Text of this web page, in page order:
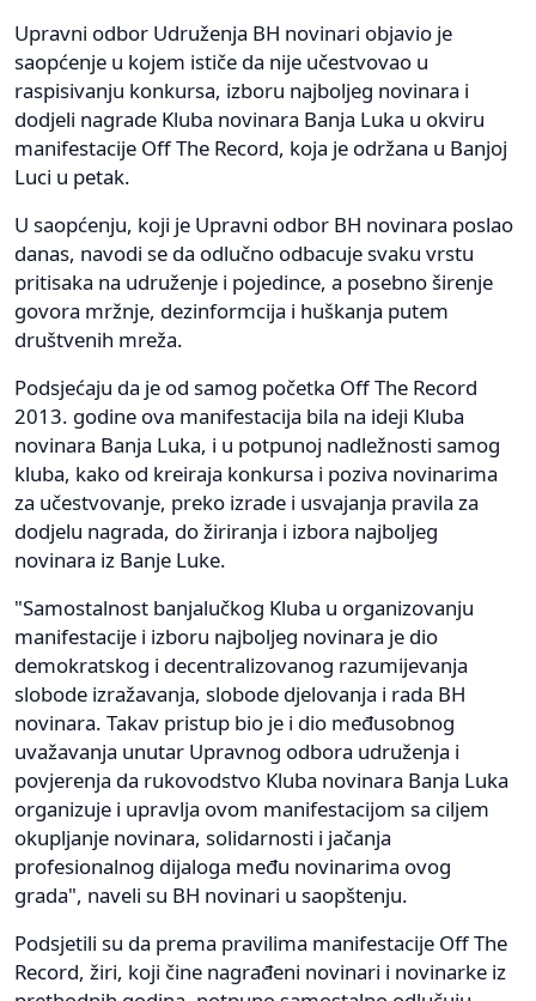
Upravni odbor Udruženja BH novinari objavio je
saopćenje u kojem ističe da nije učestvovao u
raspisivanju konkursa, izboru najboljeg novinara i
dodjeli nagrade Kluba novinara Banja Luka u okviru
manifestacije Off The Record, koja je održana u Banjoj
Luci u petak.
U saopćenju, koji je Upravni odbor BH novinara poslao
danas, navodi se da odlučno odbacuje svaku vrstu
pritisaka na udruženje i pojedince, a posebno širenje
govora mržnje, dezinformcija i huškanja putem
društvenih mreža.
Podsjećaju da je od samog početka Off The Record
2013. godine ova manifestacija bila na ideji Kluba
novinara Banja Luka, i u potpunoj nadležnosti samog
kluba, kako od kreiraja konkursa i poziva novinarima
za učestvovanje, preko izrade i usvajanja pravila za
dodjelu nagrada, do žiriranja i izbora najboljeg
novinara iz Banje Luke.
"Samostalnost banjalučkog Kluba u organizovanju
manifestacije i izboru najboljeg novinara je dio
demokratskog i decentralizovanog razumijevanja
slobode izražavanja, slobode djelovanja i rada BH
novinara. Takav pristup bio je i dio međusobnog
uvažavanja unutar Upravnog odbora udruženja i
povjerenja da rukovodstvo Kluba novinara Banja Luka
organizuje i upravlja ovom manifestacijom sa ciljem
okupljanje novinara, solidarnosti i jačanja
profesionalnog dijaloga među novinarima ovog
grada", naveli su BH novinari u saopštenju.
Podsjetili su da prema pravilima manifestacije Off The
Record, žiri, koji čine nagrađeni novinari i novinarke iz